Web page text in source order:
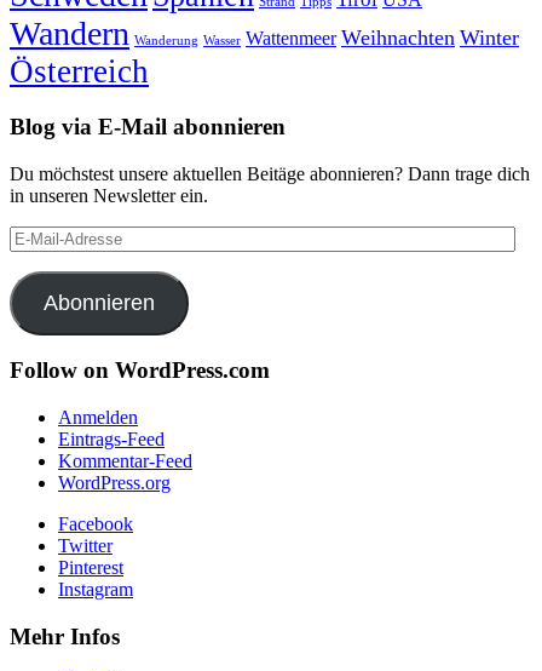
Wandern Wanderung Wasser Wattenmeer Weihnachten Winter
Österreich
Blog via E-Mail abonnieren
Du möchstest unsere aktuellen Beitäge abonnieren? Dann trage dich
in unseren Newsletter ein.
E-
Mail-
Adresse
Abonnieren
Follow on WordPress.com
Anmelden
Eintrags-Feed
Kommentar-Feed
WordPress.org
Facebook
Twitter
Pinterest
Instagram
Mehr Infos